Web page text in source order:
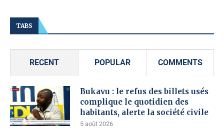
TABS
RECENT POPULAR COMMENTS
Bukavu : le refus des billets usés
complique le quotidien des
habitants, alerte la société civile
5 août 2026